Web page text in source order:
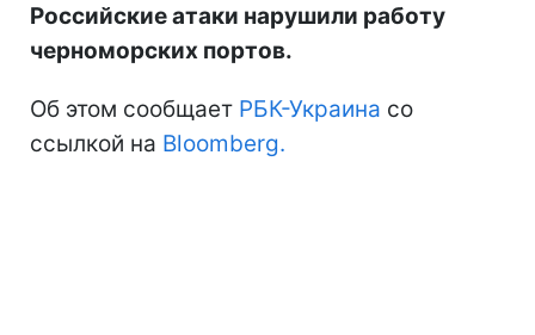
Российские атаки нарушили работу
черноморских портов.
Об этом сообщает РБК-Украина со
ссылкой на Bloomberg.